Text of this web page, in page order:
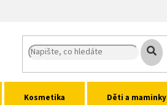
Kosmetika Děti a maminky